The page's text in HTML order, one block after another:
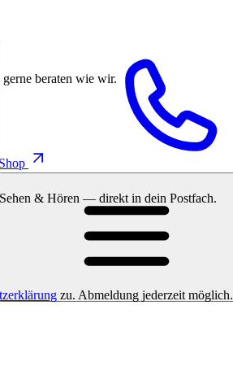
Shop
beraten wie wir.
& Hören — direkt in dein Postfach.
zu. Abmeldung jederzeit möglich.